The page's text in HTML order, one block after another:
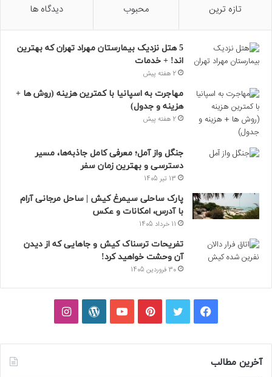
تازه ترین محبوب دیدگاه ها
5 هتل نزدیک بیمارستان مهراد تهران که بهترین‌
اند! + خدمات
2 هفته پیش
مهاجرت به اسپانیا با کمترین هزینه (روش ها +
هزینه و جدول)
2 هفته پیش
جنگل واز آمل؛ معرفی کامل جاذبه‌ها، مسیر
دسترسی و بهترین زمان سفر
13 تیر 1405
پارک ساحلی سیمرغ کیش | ساحل مرجانی آرام
با آدرس، امکانات و عکس
11 خرداد 1405
تفریحات ترسناک کیش و جاهایی که از دیدن
آن وحشت خواهید کرد!
30 فروردین 1405
فیسبوکتوییترپینتریستیوتیوبوردپرساینستاگرام
آخرین مطالب